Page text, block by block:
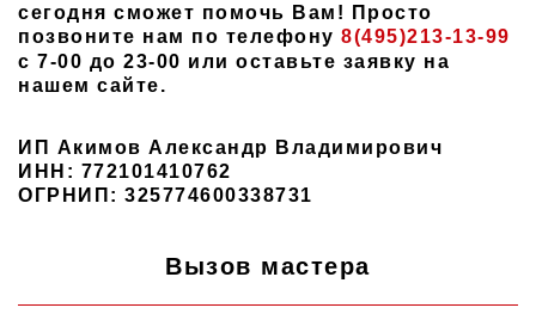
сегодня сможет помочь Вам! Просто
позвоните нам по телефону 8(495)213-13-99
с 7-00 до 23-00 или оставьте заявку на
нашем сайте.
ИП Акимов Александр Владимирович
ИНН: 772101410762
ОГРНИП: 325774600338731
Вызов мастера